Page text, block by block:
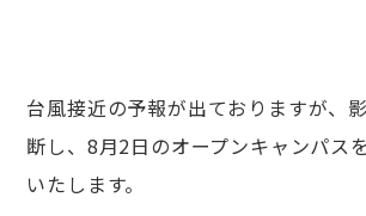
台風接近の予報が出ておりますが、
断し、8月2日のオープンキャンパス
いたします。